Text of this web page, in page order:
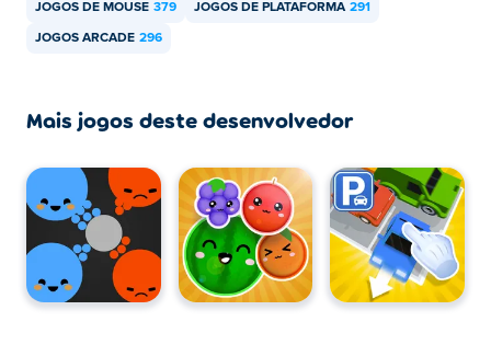
JOGOS DE MOUSE 379 JOGOS DE PLATAFORMA 291
JOGOS ARCADE 296
Mais jogos deste desenvolvedor